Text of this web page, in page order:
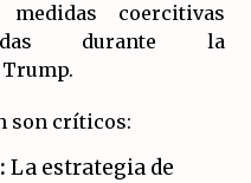
los CLER en Alaquàs
línea C3.
coercitivas
durante la
son críticos:
La estrategia de